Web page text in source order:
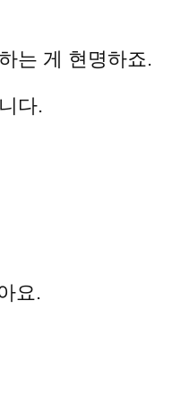
는 게 현명하죠.
다.
요.